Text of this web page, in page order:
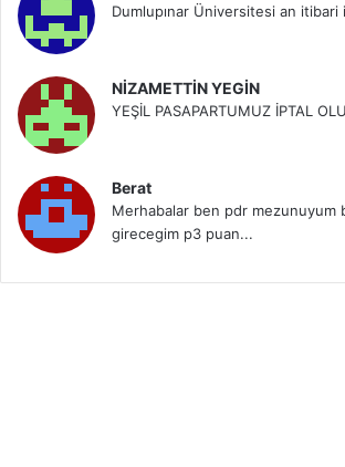
Dumlupınar Üniversitesi an itibari
NİZAMETTİN YEGİN
YEŞİL PASAPARTUMUZ İPTAL
Berat
Merhabalar ben pdr mezunuyum
girecegim p3 puan...